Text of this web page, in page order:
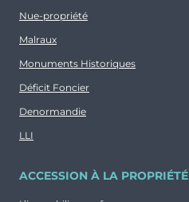
Prix
118 018 €
Nue-propriété
Malraux
Monuments Historiques
Déficit Foncier
Denormandie
LLI
ACCESSION À LA PROPRIÉTÉ